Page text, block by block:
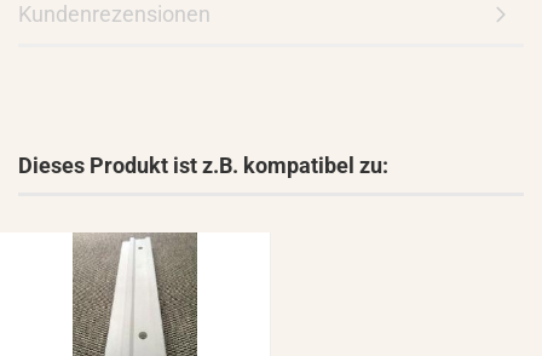
Kundenrezensionen
Dieses Produkt ist z.B. kompatibel zu: